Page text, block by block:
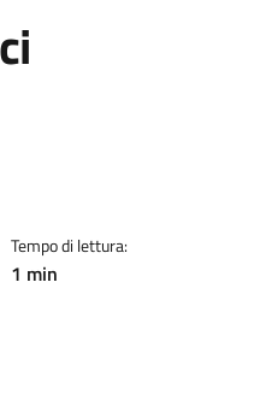
Tempo di lettura:
1 min